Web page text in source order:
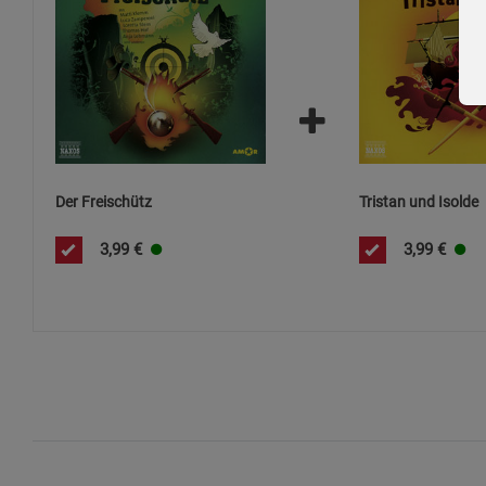
Der Freischütz
3,99 €
Tristan und Isolde
3,99 €